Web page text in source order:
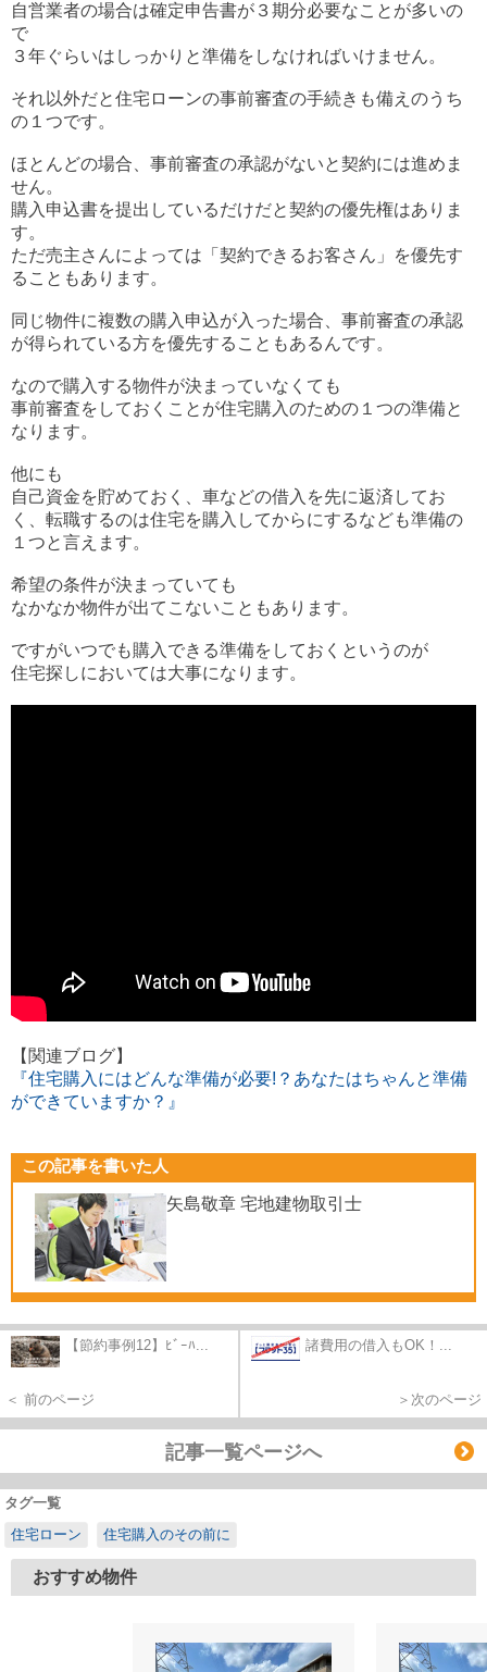
自営業者の場合は確定申告書が３期分必要なことが多いの
で
３年ぐらいはしっかりと準備をしなければいけません。
それ以外だと住宅ローンの事前審査の手続きも備えのうち
の１つです。
ほとんどの場合、事前審査の承認がないと契約には進めま
せん。
購入申込書を提出しているだけだと契約の優先権はありま
す。
ただ売主さんによっては「契約できるお客さん」を優先す
ることもあります。
同じ物件に複数の購入申込が入った場合、事前審査の承認
が得られている方を優先することもあるんです。
なので購入する物件が決まっていなくても
事前審査をしておくことが住宅購入のための１つの準備と
なります。
他にも
自己資金を貯めておく、車などの借入を先に返済してお
く、転職するのは住宅を購入してからにするなども準備の
１つと言えます。
希望の条件が決まっていても
なかなか物件が出てこないこともあります。
ですがいつでも購入できる準備をしておくというのが
住宅探しにおいては大事になります。
【関連ブログ】
『住宅購入にはどんな準備が必要!？あなたはちゃんと準備
ができていますか？』
この記事を書いた人
矢島敬章 宅地建物取引士
【節約事例12】ﾋﾞｰﾊ...
＜ 前のページ
諸費用の借入もOK！...
＞次のページ
記事一覧ページへ
タグ一覧
住宅ローン
住宅購入のその前に
おすすめ物件